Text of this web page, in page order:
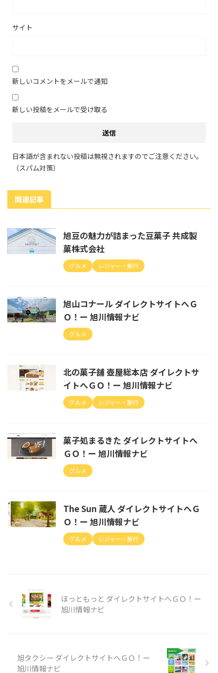
サイト
新しいコメントをメールで通知
新しい投稿をメールで受け取る
日本語が含まれない投稿は無視されますのでご注意ください。
（スパム対策）
関連記事
旭豆の魅力が詰まった豆菓子 共成製
菓株式会社
グルメ レジャー・旅行
旭山コナール ダイレクトサイトへＧ
Ｏ！ー 旭川情報ナビ
グルメ
北の菓子舗 壺屋総本店 ダイレクトサ
イトへＧＯ！ー 旭川情報ナビ
グルメ レジャー・旅行
菓子処まるきた ダイレクトサイトへ
ＧＯ！ー 旭川情報ナビ
グルメ
The Sun 蔵人 ダイレクトサイトへＧ
Ｏ！ー 旭川情報ナビ
グルメ レジャー・旅行
ほっともっと ダイレクトサイトへＧＯ！ー
旭川情報ナビ
旭タクシー ダイレクトサイトへＧＯ！ー
旭川情報ナビ